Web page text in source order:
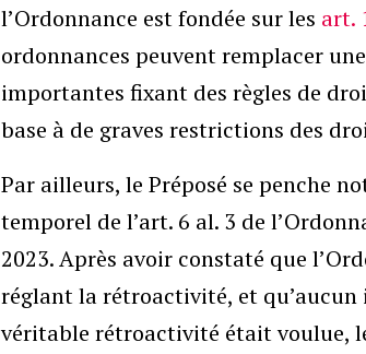
l’Ordonnance est fondée sur les art.
ordonnances peuvent remplacer
importantes fixant des règles de
base à de graves restrictions des
Par ailleurs, le Préposé se penche
temporel de l’art. 6 al. 3 de
2023. Après avoir constaté que
réglant la rétroactivité, et qu’aucun
véritable rétroactivité était voulue,